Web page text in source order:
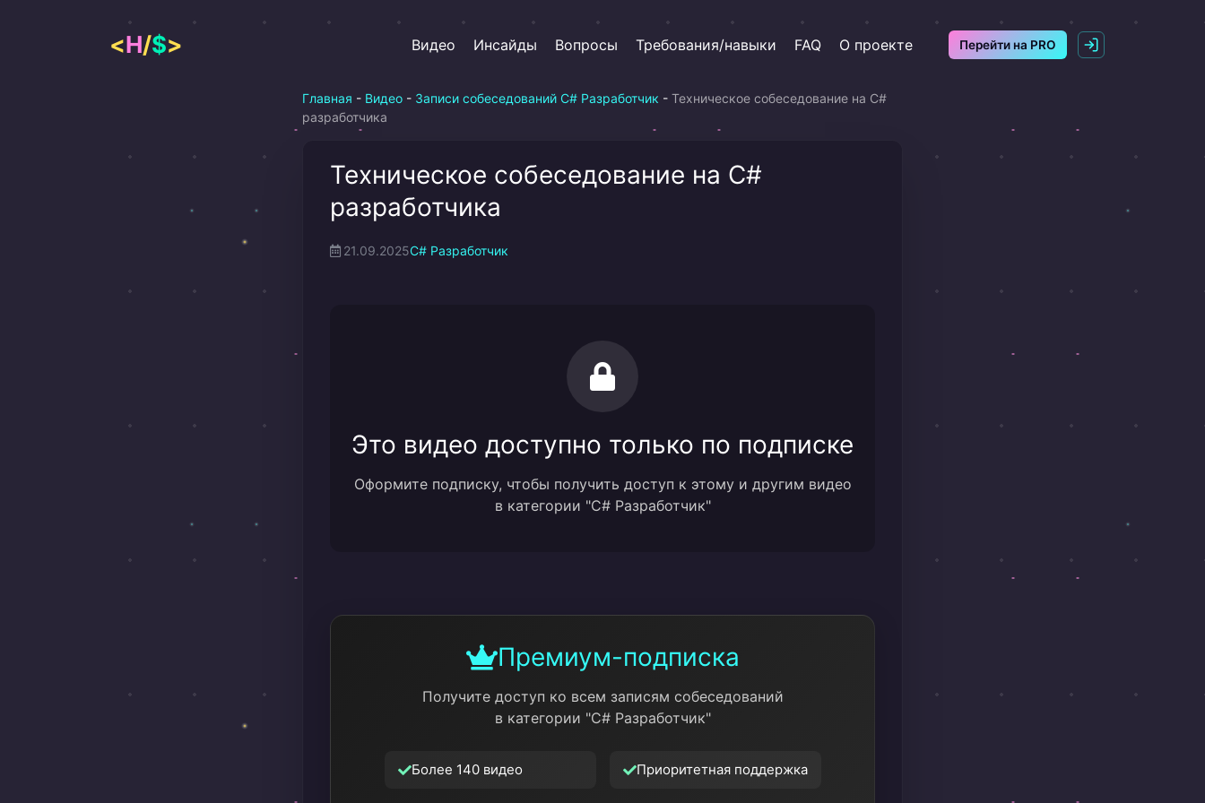
содержимому
<H/$> Видео Инсайды Вопросы Требования/навыки FAQ О проекте Перейти на PRO
Главная - Видео - Записи собеседований C# Разработчик - Техническое собеседование на C#
разработчика
Техническое собеседование на C#
разработчика
21.09.2025C# Разработчик
Это видео доступно только по подписке
Оформите подписку, чтобы получить доступ к этому и другим видео
в категории "C# Разработчик"
Премиум-подписка
Получите доступ ко всем записям собеседований
в категории "C# Разработчик"
Более 140 видео Приоритетная поддержка